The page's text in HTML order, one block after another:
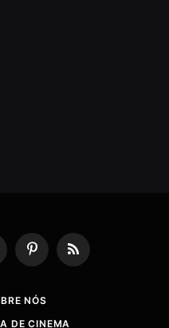
PinterestRSS
NÓS
DE CINEMA